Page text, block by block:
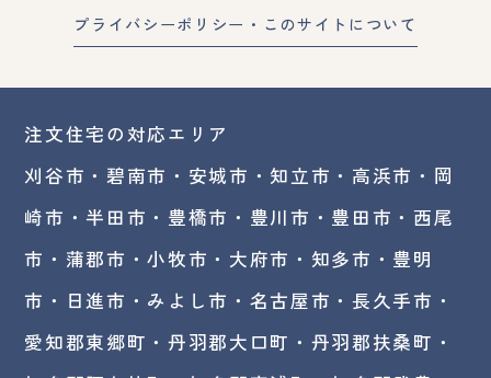
プライバシーポリシー・このサイトについて
注文住宅の対応エリア
刈谷市・碧南市・ 安城市 ・知立市 ・高浜市・ 岡
崎市 ・半田市・豊橋市・豊川市・豊田市・西尾
市・蒲郡市・小牧市・大府市・知多市・豊明
市・日進市・みよし市・ 名古屋市 ・長久手市・
愛知郡東郷町・丹羽郡大口町・丹羽郡扶桑町・